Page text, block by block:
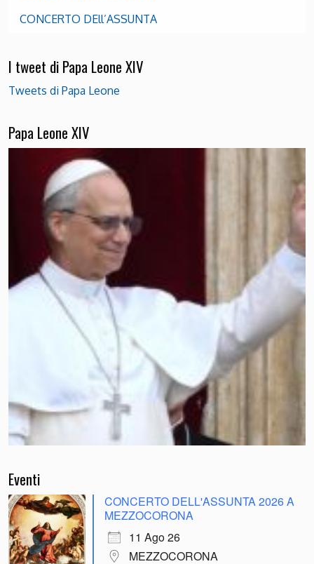
CONCERTO DEll’ASSUNTA
I tweet di Papa Leone XIV
Tweets di Papa Leone
Papa Leone XIV
Eventi
CONCERTO DELL'ASSUNTA 2026 A
MEZZOCORONA
11 Ago 26
MEZZOCORONA